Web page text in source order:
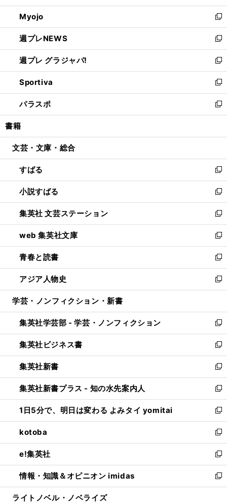
開
く
ウ
で
開
く
ン
ド
ウ
で
開
く
ウ
ィ
ン
ド
ウ
で
開
く
Myojo
新
し
い
ウ
ィ
ン
ド
ウ
で
開
週プレNEWS
新
し
い
ウ
ィ
ン
ド
ウ
開
週プレ グラジャパ!
新
し
い
ウ
ィ
ン
ウ
開
く
Sportiva
新
し
い
ウ
ン
ウ
で
開
く
パラスポ
新
し
ウ
ン
ド
ウ
で
開
く
書籍
文芸・文庫・総合
すばる
新
し
い
ウ
ィ
ン
ド
ウ
で
開
く
小説すばる
新
し
い
ウ
ィ
ン
ド
ウ
で
開
集英社 文芸ステーション
新
し
い
ウ
ィ
ン
ド
ウ
開
く
web 集英社文庫
新
し
い
ウ
ィ
ン
ウ
で
開
く
青春と読書
新
し
い
ウ
ン
ド
ウ
で
開
く
アジア人物史
新
し
ウ
ィ
ン
ド
ウ
で
開
く
学芸・ノンフィクション・新書
集英社学芸部 - 学芸・ノンフィクション
新
し
い
ウ
ィ
ン
ド
ウ
で
開
く
集英社ビジネス書
新
し
い
ウ
ィ
ン
ド
ウ
で
開
く
集英社新書
新
し
い
ウ
ィ
ン
ド
ウ
で
開
く
集英社新書プラス - 知の水先案内人
新
し
い
ウ
ィ
ン
ド
ウ
で
開
1日5分で、明日は変わる よみタイ yomitai
新
し
い
ウ
ィ
ン
ド
ウ
kotoba
新
し
い
ウ
ィ
ン
e!集英社
新
し
い
ウ
情報・知識＆オピニオン imidas
新
し
ライトノベル・ノベライズ